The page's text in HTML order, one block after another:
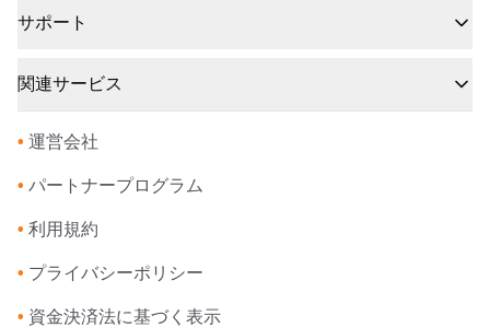
サポート
関連サービス
• 運営会社
• パートナープログラム
• 利用規約
• プライバシーポリシー
• 資金決済法に基づく表示